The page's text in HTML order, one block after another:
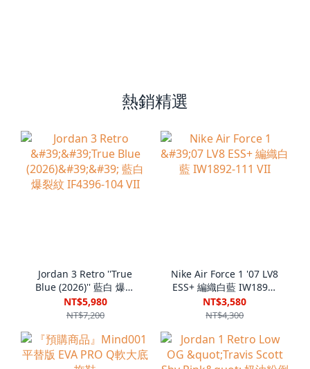
熱銷精選
Jordan 3 Retro ''True
Blue (2026)'' 藍白 爆裂
紋 IF4396-104 VII
NT$5,980
NT$7,200
Nike Air Force 1 '07 LV8
ESS+ 編織白藍 IW1892-
111 VII
NT$3,580
NT$4,300